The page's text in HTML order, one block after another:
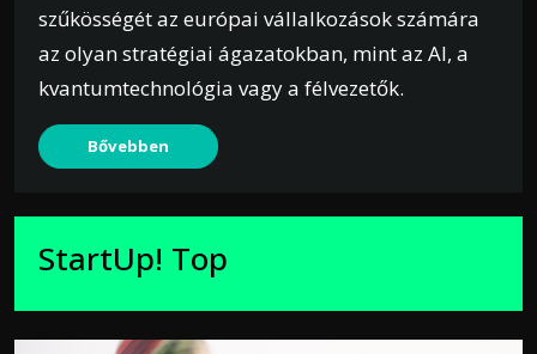
szűkösségét az európai vállalkozások számára
az olyan stratégiai ágazatokban, mint az AI, a
kvantumtechnológia vagy a félvezetők.
Bővebben
StartUp! Top